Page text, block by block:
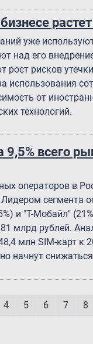
уже
над его
рост рисков
использования
от
технологий.
9,5% всего
операторов в
сегмента
и "Т-Мобайл"
млрд рублей.
млн SIM-карт к
начнут
Page
4 Page
5 Page
6 Page
7 8